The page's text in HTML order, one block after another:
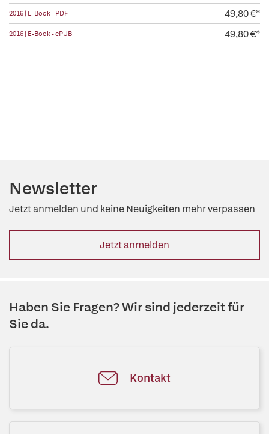
2016 | E-Book - PDF 49,80 €*
2016 | E-Book - ePUB 49,80 €*
Newsletter
Jetzt anmelden und keine Neuigkeiten mehr verpassen
Jetzt anmelden
Haben Sie Fragen? Wir sind jederzeit für
Sie da.
Kontakt